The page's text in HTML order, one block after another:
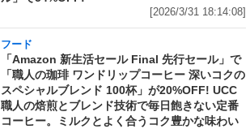
[2026/3/31 18:14:08]
フード
「Amazon 新生活セール Final 先行セール」で
「職人の珈琲 ワンドリップコーヒー 深いコクの
スペシャルブレンド 100杯」が20%OFF! UCC
職人の焙煎とブレンド技術で毎日飽きない定番
コーヒー。ミルクとよく合うコク豊かな味わい